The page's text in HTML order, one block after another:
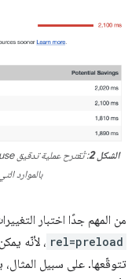
الشكل 2
بالموارد
من المهم جدًا اختبار
rel=preload ، لأنّه
تتوقّعها. على سبيل